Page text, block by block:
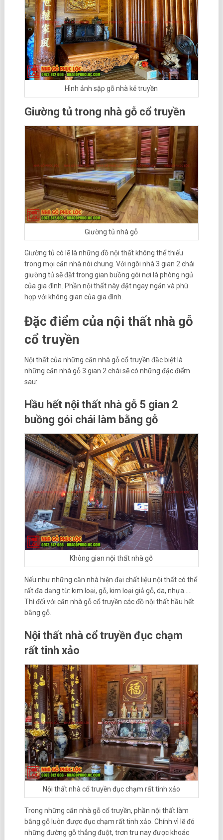
Hình ảnh sập gỗ nhà kẻ truyền
Giường tủ trong nhà gỗ cổ truyền
Giường tủ nhà gỗ
Giường tủ có lẽ là những đồ nội thất không thể thiếu
trong mọi căn nhà nói chung. Với ngôi nhà 3 gian 2 chái
giường tủ sẽ đặt trong gian buồng gói nơi là phòng ngủ
của gia đình. Phần nội thất này đặt ngay ngắn và phù
hợp với không gian của gia đình.
Đặc điểm của nội thất nhà gỗ
cổ truyền
Nội thất của những căn nhà gỗ cổ truyền đặc biệt là
những căn nhà gỗ 3 gian 2 chái sẽ có những đặc điểm
sau:
Hầu hết nội thất nhà gỗ 5 gian 2
buồng gói chái làm bằng gỗ
Không gian nội thất nhà gỗ
Nếu như những căn nhà hiện đại chất liệu nội thất có thể
rất đa dạng từ: kim loại, gỗ, kim loại giả gỗ, da, nhựa…..
Thì đối với căn nhà gỗ cổ truyền các đồ nội thất hầu hết
bằng gỗ.
Nội thất nhà cổ truyền đục chạm
rất tinh xảo
Nội thất nhà cổ truyền đục chạm rất tinh xảo
Trong những căn nhà gỗ cổ truyền, phần nội thất làm
bằng gỗ luôn được đục chạm rất tinh xảo. Chính vì lẽ đó
những đường gỗ thẳng đuột, trơn tru nay được khoác